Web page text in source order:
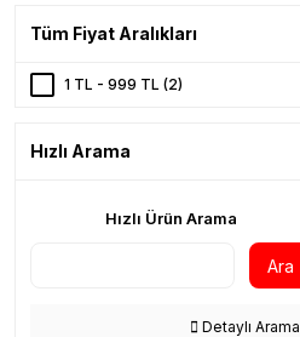
Tüm Fiyat Aralıkları
1 TL - 999 TL (2)
Hızlı Arama
Hızlı Ürün Arama
Ara
Detaylı Arama